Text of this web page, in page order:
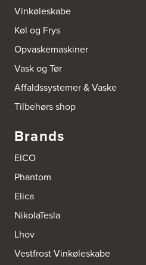
Vinkøleskabe
Køl og Frys
Opvaskemaskiner
Vask og Tør
Affaldssystemer & Vaske
Tilbehørs shop
Brands
EICO
Phantom
Elica
NikolaTesla
Lhov
Vestfrost Vinkøleskabe